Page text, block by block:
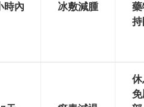
時內 冰敷減腫